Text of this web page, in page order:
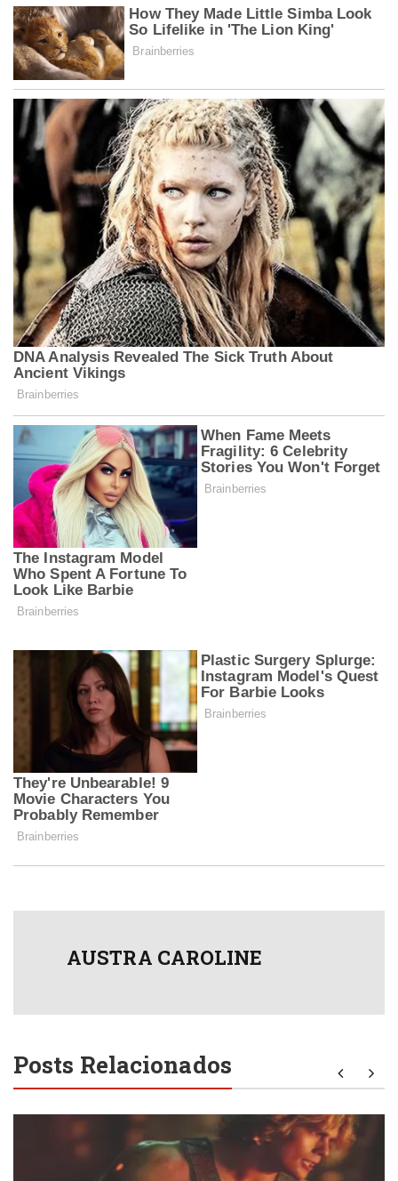
AUSTRA CAROLINE
Posts Relacionados